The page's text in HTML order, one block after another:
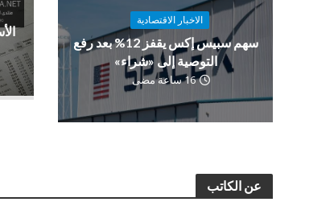
الاخبار الاقتصادية
سهم سبيس إكس يقفز 12% بعد رفع
التوصية إلى «شراء»
16 ساعة مضى
عن الكاتب